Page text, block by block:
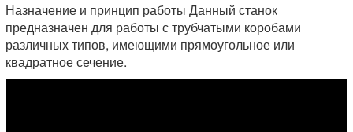
Назначение и принцип работы Данный станок
предназначен для работы с трубчатыми коробами
различных типов, имеющими прямоугольное или
квадратное сечение.